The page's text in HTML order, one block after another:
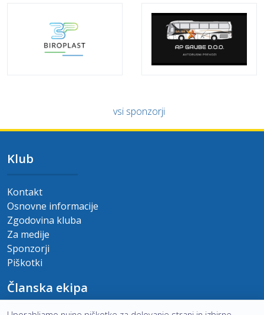
vsi sponzorji
Klub
Kontakt
Osnovne informacije
Zgodovina kluba
Za medije
Sponzorji
Piškotki
Članska ekipa